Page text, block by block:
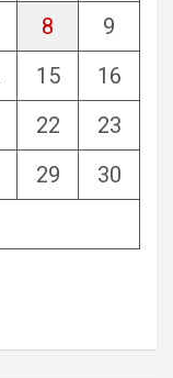
8
9
15
16
22
23
29
30